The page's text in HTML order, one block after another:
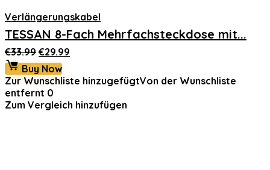
Verlängerungskabel
TESSAN 8-Fach Mehrfachsteckdose mit...
€33.99 Ursprünglicher
Preis
war:
€33.99
€29.99
ist:
€29.99.
Buy Now
Zur Wunschliste hinzugefügtVon der Wunschliste
entfernt 0
Zum Vergleich hinzufügen